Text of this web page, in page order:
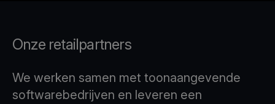
Onze retailpartners
We werken samen met toonaangevende
softwarebedrijven en leveren een